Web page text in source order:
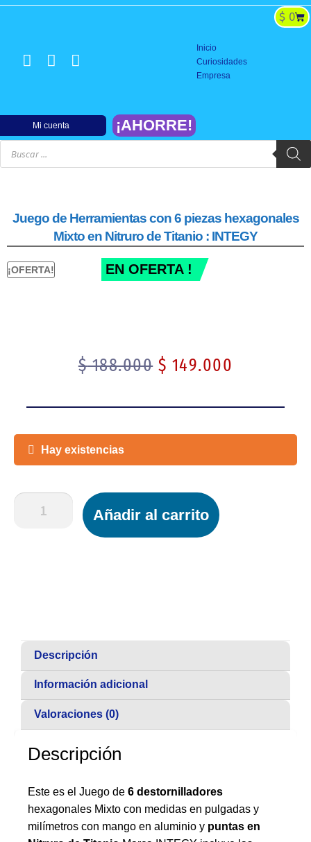
$ 0
¡AHORRE!
Mi cuenta
Inicio
Curiosidades
Empresa
Juego de Herramientas con 6 piezas hexagonales
Mixto en Nitruro de Titanio : INTEGY
¡OFERTA! EN OFERTA !
$188.000 $ 149.000
Hay existencias
Añadir al carrito
Descripción
Información adicional
Valoraciones (0)
Descripción
Este es el Juego de 6 destornilladores
hexagonales Mixto con medidas en pulgadas y
milímetros con mango en aluminio y puntas en